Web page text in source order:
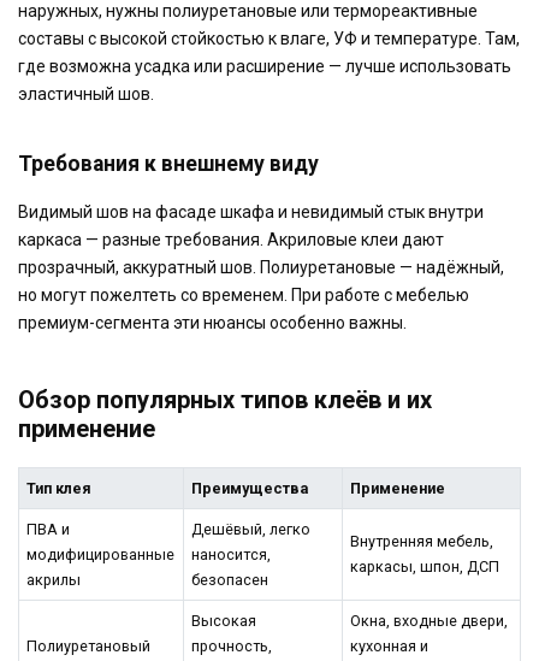
наружных, нужны полиуретановые или термореактивные
составы с высокой стойкостью к влаге, УФ и температуре. Там,
где возможна усадка или расширение — лучше использовать
эластичный шов.
Требования к внешнему виду
Видимый шов на фасаде шкафа и невидимый стык внутри
каркаса — разные требования. Акриловые клеи дают
прозрачный, аккуратный шов. Полиуретановые — надёжный,
но могут пожелтеть со временем. При работе с мебелью
премиум-сегмента эти нюансы особенно важны.
Обзор популярных типов клеёв и их
применение
Тип клея Преимущества Применение
ПВА и
модифицированные
акрилы
Дешёвый, легко
наносится,
безопасен
Внутренняя мебель,
каркасы, шпон, ДСП
Полиуретановый
Высокая
прочность,
Окна, входные двери,
кухонная и